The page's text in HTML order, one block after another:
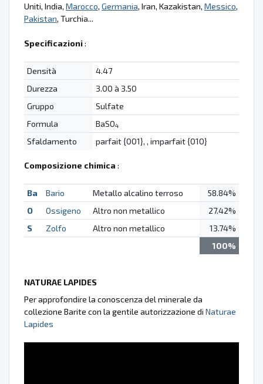
Uniti, India, Marocco, Germania, Iran, Kazakistan, Messico,
Pakistan, Turchia...
Specificazioni:
Densità
4.47
Durezza
3.00 à 3.50
Gruppo
Sulfate
Formula
BaSO4
Sfaldamento parfait {001}, , imparfait {010}
Composizione chimica :
Ba Bario Metallo alcalino terroso
58.84%
O
Ossigeno Altro non metallico
27.42%
S
Zolfo Altro non metallico
13.74%
100%
NATURAE LAPIDES
Per approfondire la conoscenza del minerale da
collezione Barite con la gentile autorizzazione di Naturae
Lapides